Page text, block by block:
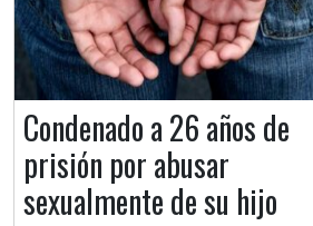
Condenado a 26 años de
prisión por abusar
sexualmente de su hijo